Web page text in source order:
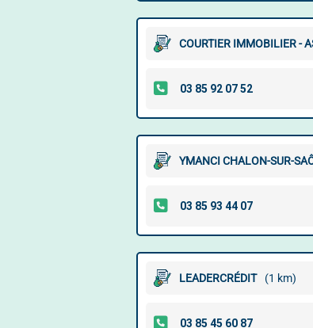
COURTIER IMMOBILIER -
YMANCI CHALON-SUR-
LEADERCRÉDIT (1 km)